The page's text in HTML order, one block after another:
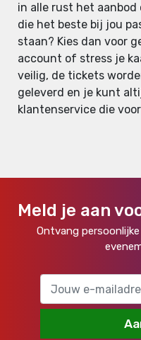
in alle rust het aanbod
die het beste bij jou
staan? Kies dan voor
account of stress je
veilig, de tickets
geleverd en je kunt
klantenservice die
Meld je aan
Ontvang